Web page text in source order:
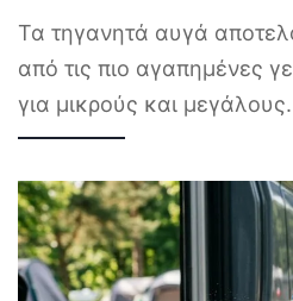
Τα τηγανητά αυγά
από τις πιο αγαπημένες
για μικρούς και μεγάλους.